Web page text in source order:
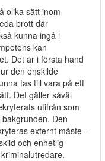
olika sätt inom
brott där
kunna ingå i
kan
Det är i första hand
den enskilde
tas till vara på ett
Det gäller såväl
utifrån som
Den
externt måste –
och enhetlig